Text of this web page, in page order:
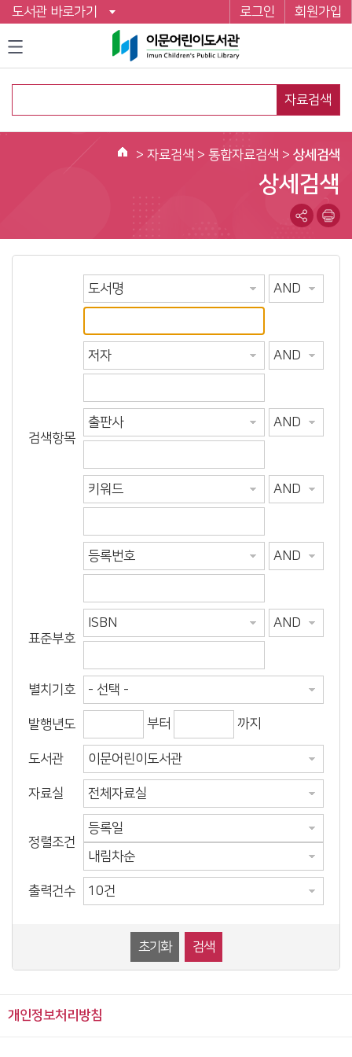
도서관 바로가기 로그인 회원가입
자료검색
홈
> 자료검색 > 통합자료검색 > 상세검색
상세검색
검색항목
표준부호
별치기호
발행년도 부터 까지
도서관
자료실
정렬조건
출력건수
초기화 검색
개인정보처리방침